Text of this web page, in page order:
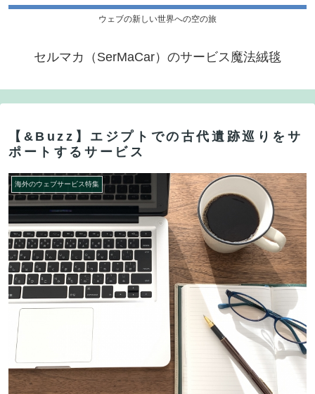
ウェブの新しい世界への空の旅
セルマカ（SerMaCar）のサービス魔法絨毯
【&Buzz】エジプトでの古代遺跡巡りをサ
ポートするサービス
海外のウェブサービス特集